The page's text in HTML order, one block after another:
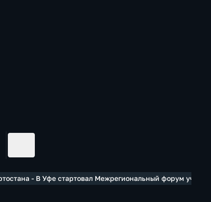
- В Уфе стартовал Межрегиональный форум